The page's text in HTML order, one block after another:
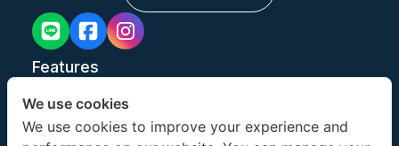
Features
Portfolio
About
We use cookies
We use cookies to improve your experience and